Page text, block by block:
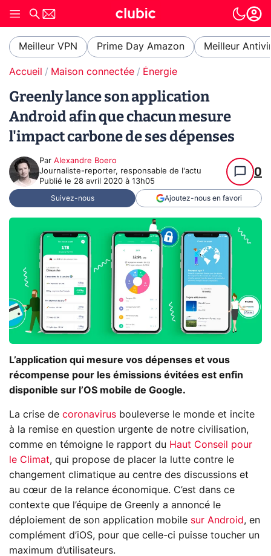
Meilleur VPN Prime Day Amazon Meilleur
Accueil Maison connectée Énergie
Greenly lance son application
Android afin que chacun mesure
l'impact carbone de ses dépenses
Par Alexandre Boero
Journaliste-reporter, responsable de l'actu
Publié le 28 avril 2020 à 13h05
0
Suivez-nous Ajoutez-nous en favori
L’application qui mesure vos dépenses et vous
récompense pour les émissions évitées est enfin
disponible sur l’OS mobile de Google.
La crise de coronavirus bouleverse le monde et incite
à la remise en question urgente de notre civilisation,
comme en témoigne le rapport du Haut Conseil pour
le Climat, qui propose de placer la lutte contre le
changement climatique au centre des discussions et
au cœur de la relance économique. C’est dans ce
contexte que l’équipe de Greenly a annoncé le
déploiement de son application mobile sur Android, en
complément d’iOS, pour que celle-ci puisse toucher un
maximum d’utilisateurs.